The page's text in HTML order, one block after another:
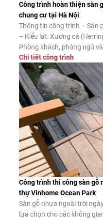
Công trình hoàn thiện sàn
chung cư tại Hà Nội
Thông tin công trình – Sản
– Kiểu lát: Xương cá
Phòng khách, phòng ngủ
thi công: Sàn Đẹp Ưu điểm
Teka A05 Ngoài vẻ đẹp nổi
Chi tiết công trình
Công trình thi công sàn gỗ
thự Vinhome Ocean Park
Sàn gỗ nhựa ngoài trời
lựa chọn cho các không